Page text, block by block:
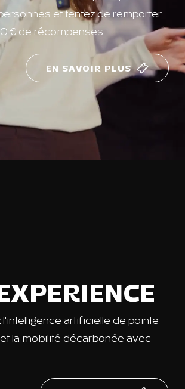
et tentez de remporter
€ de récompenses.
EN SAVOIR PLUS
l'intelligence artificielle de pointe
la mobilité décarbonée avec